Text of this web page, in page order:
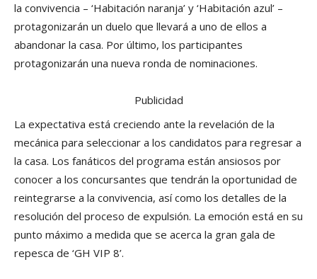
la convivencia – ‘Habitación naranja’ y ‘Habitación azul’ –
protagonizarán un duelo que llevará a uno de ellos a
abandonar la casa. Por último, los participantes
protagonizarán una nueva ronda de nominaciones.
Publicidad
La expectativa está creciendo ante la revelación de la
mecánica para seleccionar a los candidatos para regresar a
la casa. Los fanáticos del programa están ansiosos por
conocer a los concursantes que tendrán la oportunidad de
reintegrarse a la convivencia, así como los detalles de la
resolución del proceso de expulsión. La emoción está en su
punto máximo a medida que se acerca la gran gala de
repesca de ‘GH VIP 8’.